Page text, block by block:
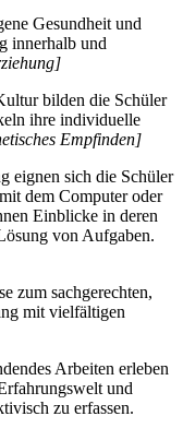
Gesundheit und
innerhalb und
bilden die Schüler
ihre individuelle
Empfinden]
eignen sich die Schüler
dem Computer oder
Einblicke in deren
von Aufgaben.
zum sachgerechten,
mit vielfältigen
Arbeiten erleben
und
zu erfassen.